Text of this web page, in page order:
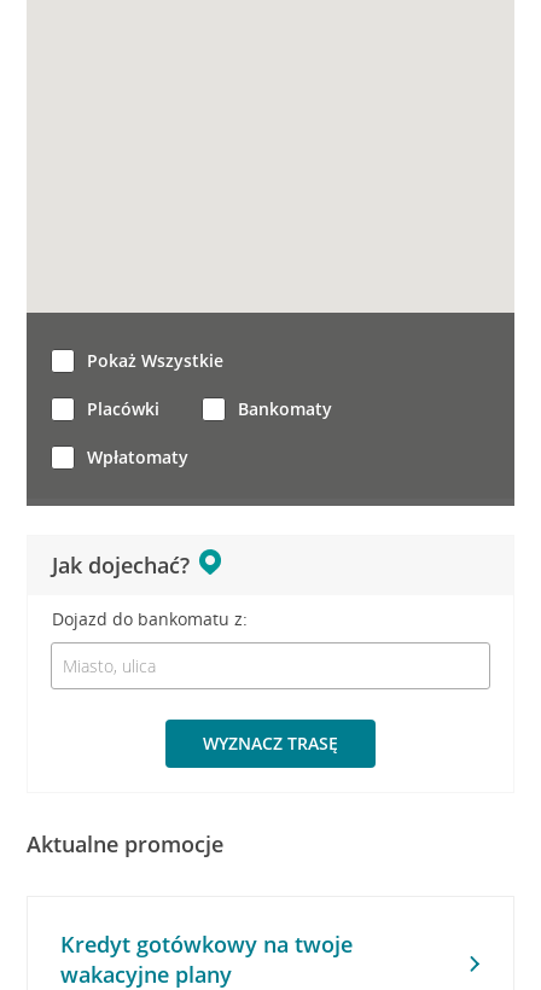
Jak dojechać?
Dojazd do bankomatu z:
WYZNACZ TRASĘ
Pokaż Wszystkie
Placówki Bankomaty
Wpłatomaty
Aktualne promocje
Kredyt gotówkowy na twoje
wakacyjne plany